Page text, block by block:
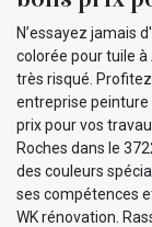
N’essayez jamais
colorée pour tuile à
très risqué.
entreprise peinture
prix pour vos
Roches dans le
des couleurs
ses compétences
WK rénovation.